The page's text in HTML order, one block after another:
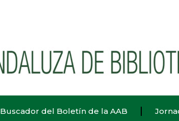
Buscador del Boletín de la AAB